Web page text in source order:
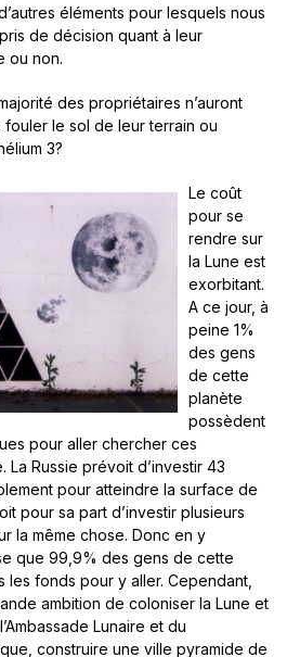
éléments pour lesquels nous
de décision quant à leur
ou non.
des propriétaires n’auront
fouler le sol de leur terrain ou
3?
Le coût
pour se
rendre sur
la Lune est
exorbitant.
A ce jour, à
peine 1%
des gens
de cette
planète
possèdent
pour aller chercher ces
La Russie prévoit d’investir 43
pour atteindre la surface de
pour sa part d’investir plusieurs
la même chose. Donc en y
que 99,9% des gens de cette
les fonds pour y aller. Cependant,
ambition de coloniser la Lune et
Lunaire et du
construire une ville pyramide de